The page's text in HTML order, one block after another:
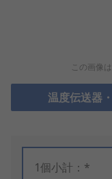
この画像
温度伝送器
1個小計：*